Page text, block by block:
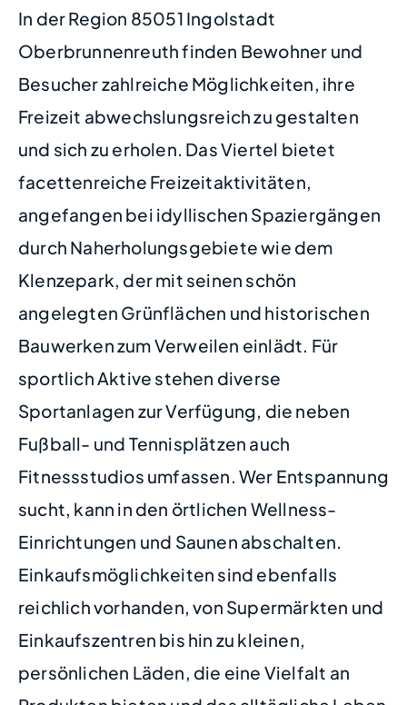
In der Region 85051 Ingolstadt
Oberbrunnenreuth finden Bewohner und
Besucher zahlreiche Möglichkeiten, ihre
Freizeit abwechslungsreich zu gestalten
und sich zu erholen. Das Viertel bietet
facettenreiche Freizeitaktivitäten,
angefangen bei idyllischen Spaziergängen
durch Naherholungsgebiete wie dem
Klenzepark, der mit seinen schön
angelegten Grünflächen und historischen
Bauwerken zum Verweilen einlädt. Für
sportlich Aktive stehen diverse
Sportanlagen zur Verfügung, die neben
Fußball- und Tennisplätzen auch
Fitnessstudios umfassen. Wer Entspannung
sucht, kann in den örtlichen Wellness-
Einrichtungen und Saunen abschalten.
Einkaufsmöglichkeiten sind ebenfalls
reichlich vorhanden, von Supermärkten und
Einkaufszentren bis hin zu kleinen,
persönlichen Läden, die eine Vielfalt an